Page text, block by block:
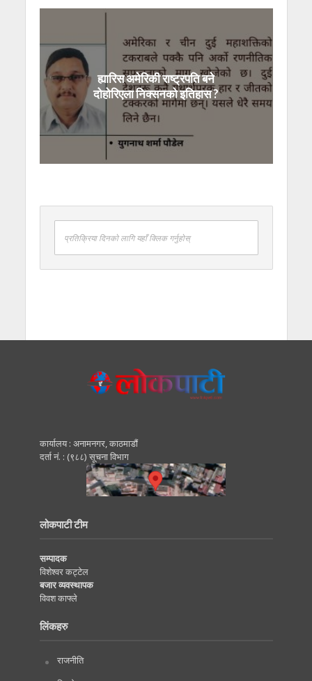
ह्यारिस अमेरिकी राष्ट्रपति बने
दोहोरिएला निक्सनको इतिहास ?
प्रतिक्रिया दिनको लागि यहाँ क्लिक गर्नुहोस्
कार्यालय : अनामनगर, काठमाडाैं
दर्ता नं. : (९८८) सूचना विभाग
लोकपाटी टीम
सम्पादक
विशेश्वर कट्टेल
बजार व्यवस्थापक
विवश काफ्ले
लिंकहरु
राजनीति